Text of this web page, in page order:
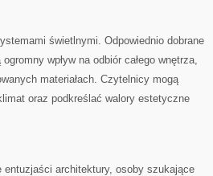
świetlnymi. Odpowiednio dobrane
wpływ na odbiór całego wnętrza,
materiałach. Czytelnicy mogą
oraz podkreślać walory estetyczne
architektury, osoby szukające